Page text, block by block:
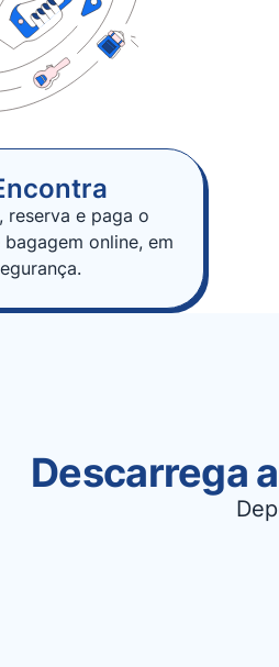
reserva e paga o
online, em
Descarrega